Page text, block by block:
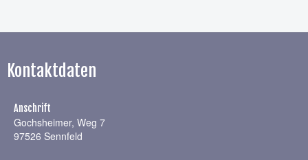
Kontaktdaten
Anschrift
Gochsheimer, Weg 7
97526 Sennfeld